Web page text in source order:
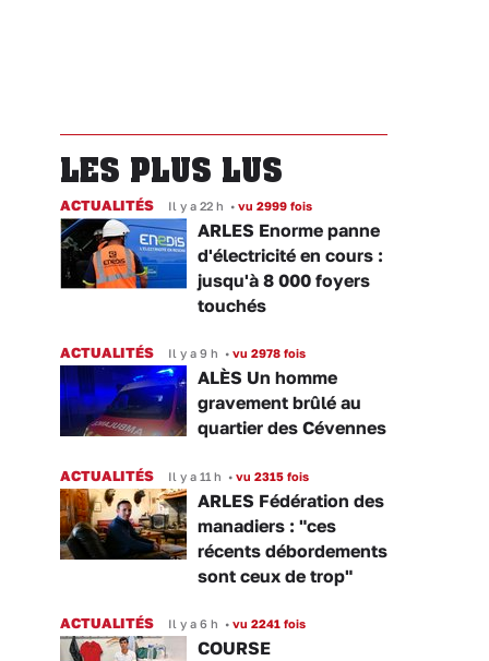
LES PLUS LUS
ACTUALITÉS Il y a 22 h • vu 2999 fois
ARLES Enorme panne
d'électricité en cours :
jusqu'à 8 000 foyers
touchés
ACTUALITÉS Il y a 9 h • vu 2978 fois
ALÈS Un homme
gravement brûlé au
quartier des Cévennes
ACTUALITÉS Il y a 11 h • vu 2315 fois
ARLES Fédération des
manadiers : "ces
récents débordements
sont ceux de trop"
ACTUALITÉS Il y a 6 h • vu 2241 fois
COURSE